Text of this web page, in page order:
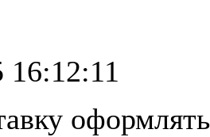
16:12:11
оформлять